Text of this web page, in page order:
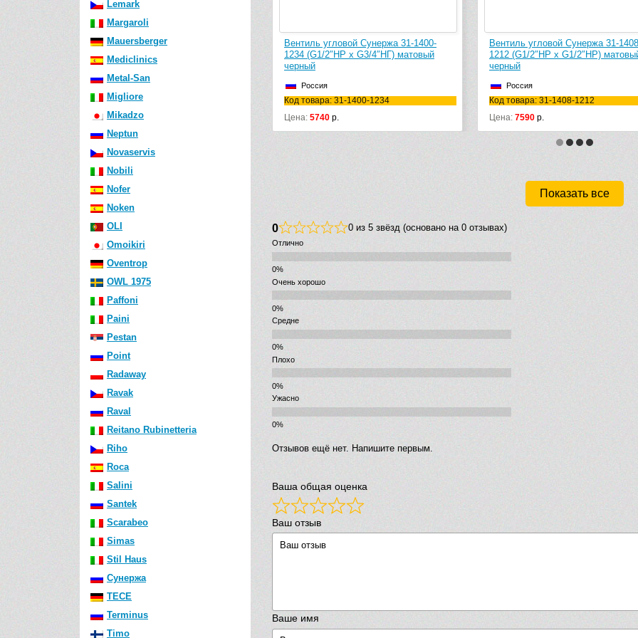
Lemark
Margaroli
Mauersberger
Mediclinics
Metal-San
Migliore
Mikadzo
Neptun
Novaservis
Nobili
Nofer
Noken
OLI
Omoikiri
Oventrop
OWL 1975
Paffoni
Paini
Pestan
Point
Radaway
Ravak
Raval
Reitano Rubinetteria
Riho
Roca
Salini
Santek
Scarabeo
Simas
Stil Haus
Сунержа
TECE
Terminus
Timo
Вентиль угловой Сунержа 31-1400-
1212 (G 1/2″ НР х G 1/2″ НР) матовый
Код товара: 31-1400-1212
Вентиль угловой Сунержа 31-1400-
1234 (G1/2″НР х G3/4″НГ) матовый
Код товара: 31-1400-1234
Вентиль угловой Сунержа 31-1408-
1212 (G1/2″НР х G1/2″НР) матовый
Код товара: 31-1408-1212
Показать все
0 0 из 5 звёзд (основано на 0 отзывах)
Отлично
Очень хорошо
Средне
Плохо
Ужасно
Отзывов ещё нет. Напишите первым.
Ваша общая оценка
Ваш отзыв
Ваше имя